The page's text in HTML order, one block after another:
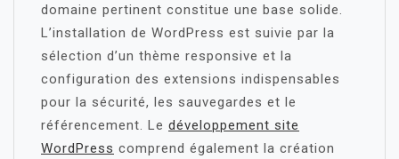
domaine pertinent constitue une base solide.
L’installation de WordPress est suivie par la
sélection d’un thème responsive et la
configuration des extensions indispensables
pour la sécurité, les sauvegardes et le
référencement. Le développement site
WordPress comprend également la création